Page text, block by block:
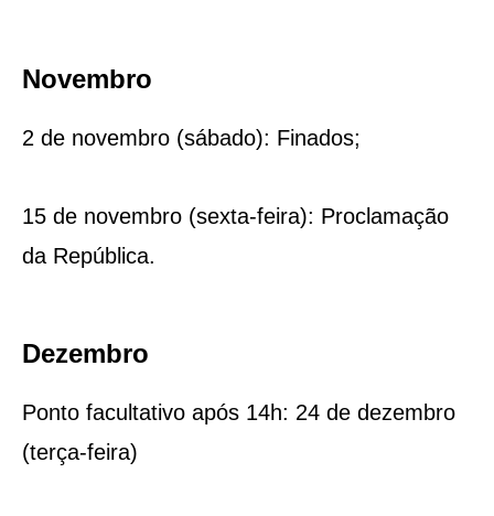
Novembro
2 de novembro (sábado): Finados;
15 de novembro (sexta-feira): Proclamação
da República.
Dezembro
Ponto facultativo após 14h: 24 de dezembro
(terça-feira)